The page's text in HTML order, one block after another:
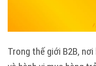
Trong thế giới B2B,